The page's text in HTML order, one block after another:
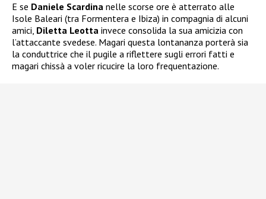
E se Daniele Scardina nelle scorse ore è atterrato alle
Isole Baleari (tra Formentera e Ibiza) in compagnia di alcuni
amici, Diletta Leotta invece consolida la sua amicizia con
l’attaccante svedese. Magari questa lontananza porterà sia
la conduttrice che il pugile a riflettere sugli errori fatti e
magari chissà a voler ricucire la loro frequentazione.